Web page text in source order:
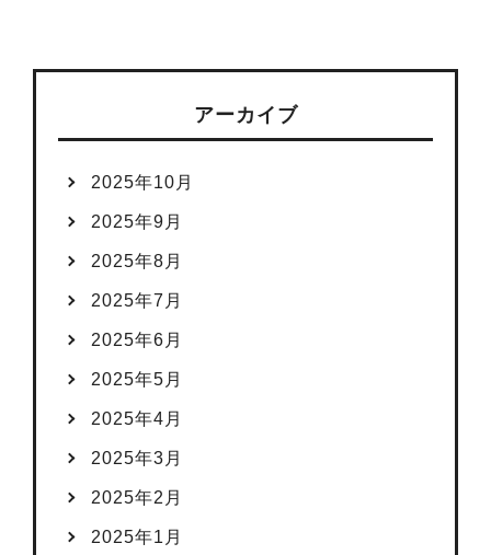
アーカイブ
2025年10月
2025年9月
2025年8月
2025年7月
2025年6月
2025年5月
2025年4月
2025年3月
2025年2月
2025年1月